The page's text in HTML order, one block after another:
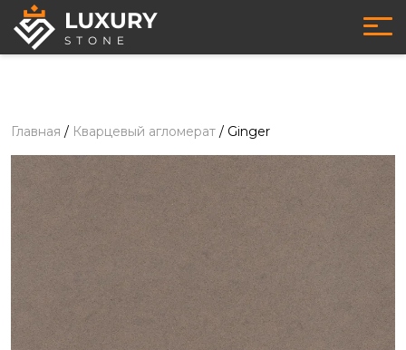
Главная / Кварцевый агломерат / Ginger
Кварцевый агломерат- Ginger